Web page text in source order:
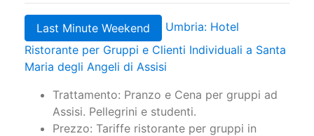
Last Minute Weekend
Umbria: Hotel
Ristorante per Gruppi e Clienti Individuali a Santa
Maria degli Angeli di Assisi
Trattamento: Pranzo e Cena per gruppi ad
Assisi. Pellegrini e studenti.
Prezzo: Tariffe ristorante per gruppi in